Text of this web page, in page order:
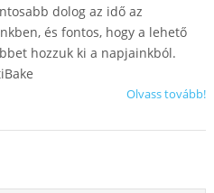
dolog az idő az
és fontos, hogy a lehető
hozzuk ki a napjainkból.
Olvass tovább!